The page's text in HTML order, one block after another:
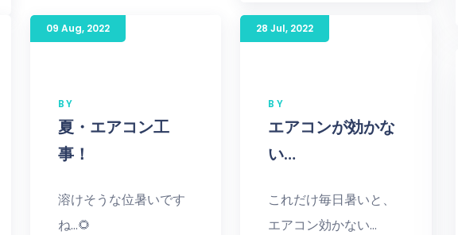
09 Aug, 2022
BY
夏・エアコン工
事！
溶けそうな位暑いです
ね…🌻
28 Jul, 2022
BY
エアコンが効かな
い…
これだけ毎日暑いと、
エアコン効かない…